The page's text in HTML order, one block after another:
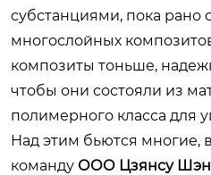
субстанциями, пока рано
многослойных
композиты тоньше,
чтобы они состояли из
полимерного класса для
Над этим бьются многие,
команду ООО Цзянсу